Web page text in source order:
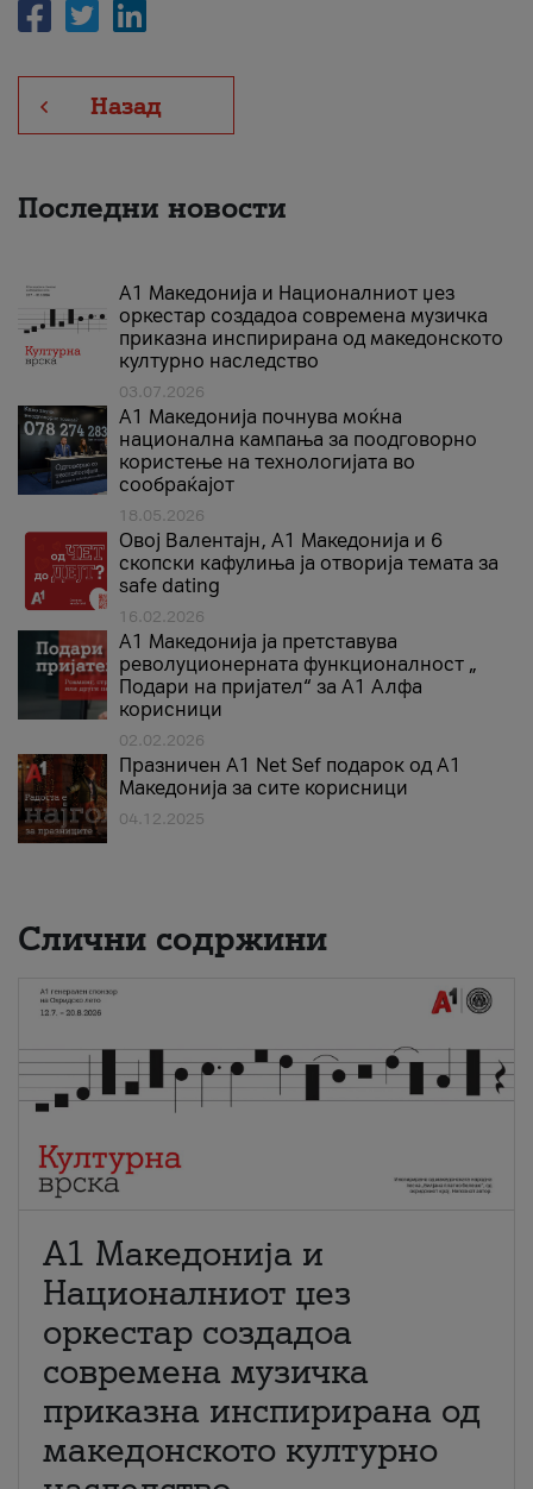
Назад
Последни новости
А1 Македонија и Националниот џез
оркестар создадоа современа музичка
приказна инспирирана од македонското
културно наследство
03.07.2026
A1 Македонија почнува моќна
национална кампања за поодговорно
користење на технологијата во
сообраќајот
18.05.2026
Овој Валентајн, A1 Македонија и 6
скопски кафулиња ја отворија темата за
safe dating
16.02.2026
А1 Македонија ја претставува
револуционерната функционалност „
Подари на пријател“ за А1 Алфа
корисници
02.02.2026
Празничен A1 Net Sеf подарок од А1
Македонија за сите корисници
04.12.2025
Слични содржини
А1 Македонија и
Националниот џез
оркестар создадоа
современа музичка
приказна инспирирана од
македонското културно